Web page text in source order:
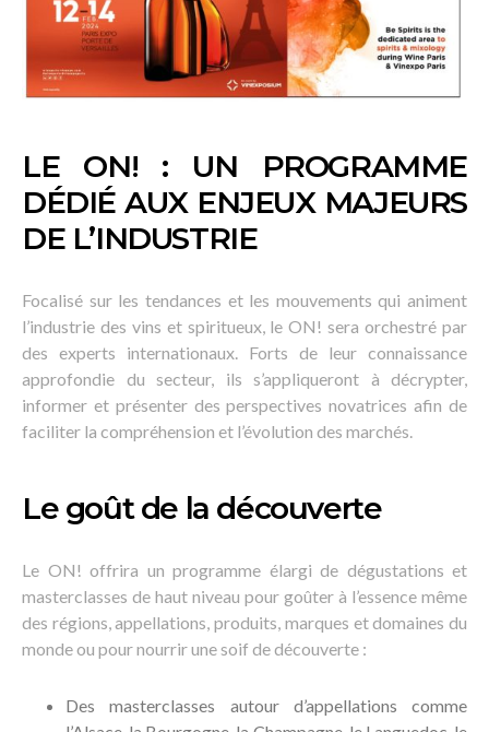
LE ON! : UN PROGRAMME
DÉDIÉ AUX ENJEUX MAJEURS
DE L’INDUSTRIE
Focalisé sur les tendances et les mouvements qui animent
l’industrie des vins et spiritueux, le ON! sera orchestré par
des experts internationaux. Forts de leur connaissance
approfondie du secteur, ils s’appliqueront à décrypter,
informer et présenter des perspectives novatrices afin de
faciliter la compréhension et l’évolution des marchés.
Le goût de la découverte
Le ON! offrira un programme élargi de dégustations et
masterclasses de haut niveau pour goûter à l’essence même
des régions, appellations, produits, marques et domaines du
monde ou pour nourrir une soif de découverte :
Des masterclasses autour d’appellations comme